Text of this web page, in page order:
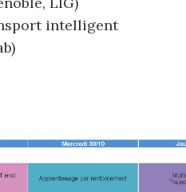
intelligent